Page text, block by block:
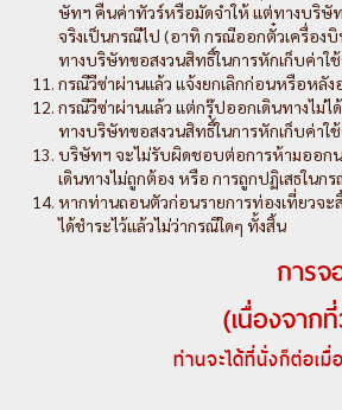
ษัทฯ คืนค่าทัวร์หรือมัดจำให้ แต่ทางบริษั
จริงเป็นกรณีไป (อาทิ กรณีออกตั๋วเครื่องบิ
ทางบริษัทขอสงวนสิทธิ์ในการหักเก็บค่าใ
กรณีวีซ่าผ่านแล้ว แจ้งยกเลิกก่อนหรือหลั
กรณีวีซ่าผ่านแล้ว แต่กรุ๊ปออกเดินทางไม่ไ
ทางบริษัทขอสงวนสิทธิ์ในการหักเก็บค่าใ
บริษัทฯ จะไม่รับผิดชอบต่อการห้ามออกน
เดินทางไม่ถูกต้อง หรือ การถูกปฏิเสธใน
หากท่านถอนตัวก่อนรายการท่องเที่ยวจ
ได้ชำระไว้แล้วไม่ว่ากรณีใดๆ ทั้งสิ้น
การจ
(เนื่องจาก
ท่านจะได้ที่นั่งก็ต่อเ